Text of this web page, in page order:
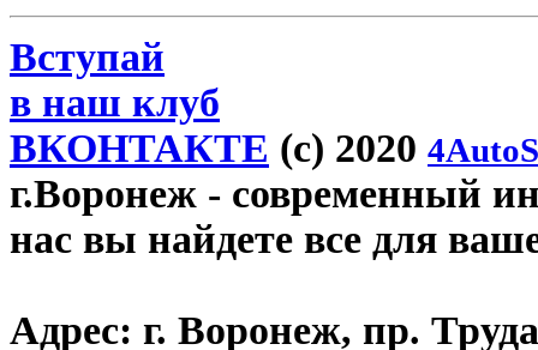
Вступай
в наш клуб
ВКОНТАКТЕ (c) 2020
г.Воронеж - современный
нас вы найдете все для
Адрес: г. Воронеж, пр.